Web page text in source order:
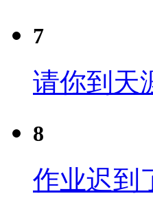
7
请你到天
8
作业迟到